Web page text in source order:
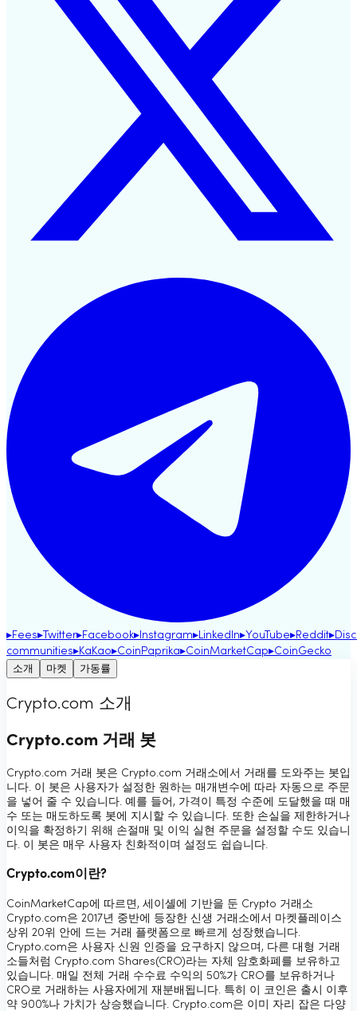
▸Fees▸ Twitter▸Facebook▸ Instagram▸LinkedIn▸YouTube▸Reddit▸
communities▸KaKao▸CoinPaprika▸CoinMarketCap▸CoinGecko
소개
마켓 가동률
Crypto.com 소개
Crypto.com 거래 봇
Crypto.com 거래 봇은 Crypto.com 거래소에서 거래를 도와주는 봇입
니다. 이 봇은 사용자가 설정한 원하는 매개변수에 따라 자동으로 주문
을 넣어 줄 수 있습니다. 예를 들어, 가격이 특정 수준에 도달했을 때 매
수 또는 매도하도록 봇에 지시할 수 있습니다. 또한 손실을 제한하거나
이익을 확정하기 위해 손절매 및 이익 실현 주문을 설정할 수도 있습니
다. 이 봇은 매우 사용자 친화적이며 설정도 쉽습니다.
Crypto.com이란?
CoinMarketCap에 따르면, 세이셸에 기반을 둔 Crypto 거래소
Crypto.com은 2017년 중반에 등장한 신생 거래소에서 마켓플레이스
상위 20위 안에 드는 거래 플랫폼으로 빠르게 성장했습니다.
Crypto.com은 사용자 신원 인증을 요구하지 않으며, 다른 대형 거래
소들처럼 Crypto.com Shares(CRO)라는 자체 암호화폐를 보유하고
있습니다. 매일 전체 거래 수수료 수익의 50%가 CRO를 보유하거나
CRO로 거래하는 사용자에게 재분배됩니다. 특히 이 코인은 출시 이후
약 900%나 가치가 상승했습니다. Crypto.com은 이미 자리 잡은 다양